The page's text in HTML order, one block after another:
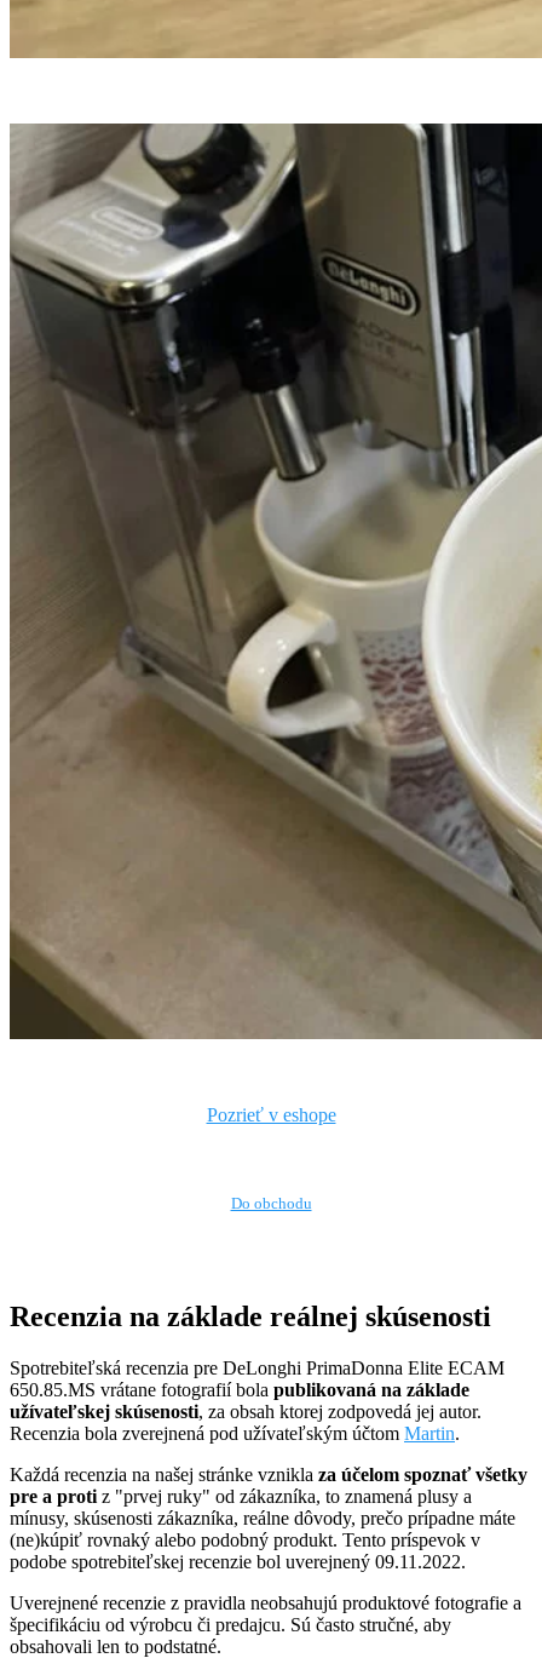
Pozrieť v eshope
Do obchodu
Recenzia na základe reálnej skúsenosti
Spotrebiteľská recenzia pre DeLonghi PrimaDonna Elite ECAM
650.85.MS vrátane fotografií bola publikovaná na základe
užívateľskej skúsenosti, za obsah ktorej zodpovedá jej autor.
Recenzia bola zverejnená pod užívateľským účtom Martin.
Každá recenzia na našej stránke vznikla za účelom spoznať všetky
pre a proti z "prvej ruky" od zákazníka, to znamená plusy a
mínusy, skúsenosti zákazníka, reálne dôvody, prečo prípadne máte
(ne)kúpiť rovnaký alebo podobný produkt. Tento príspevok v
podobe spotrebiteľskej recenzie bol uverejnený 09.11.2022.
Uverejnené recenzie z pravidla neobsahujú produktové fotografie a
špecifikáciu od výrobcu či predajcu. Sú často stručné, aby
obsahovali len to podstatné.